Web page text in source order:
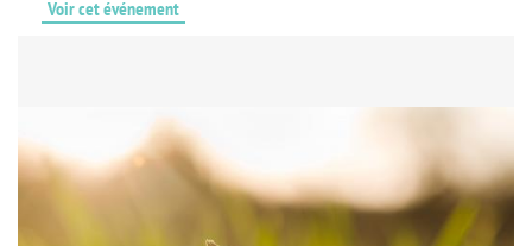
Voir cet événement